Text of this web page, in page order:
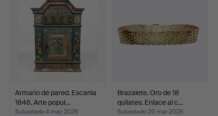
Armario de pared. Escania
1846. Arte popul…
Subastado 4 may 2026
Brazalete. Oro de 18
quilates. Enlace al c…
Subastado 20 mar 2026